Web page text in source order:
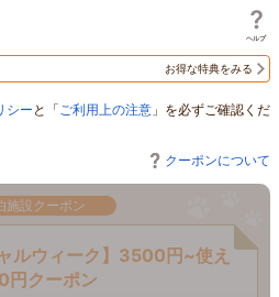
お得な特典をみる
シー と「ご利用上の注意 」を必ずご確認くだ
クーポンについて
施設クーポン
ルウィーク】3500円~使え
円クーポン